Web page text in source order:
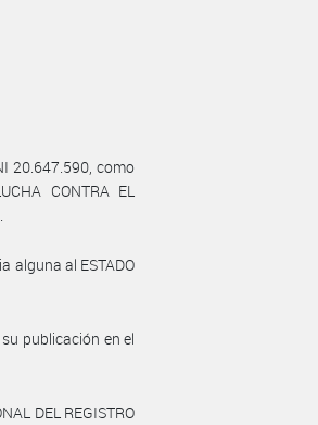
20.647.590, como
CONTRA EL
alguna al ESTADO
publicación en el
DEL REGISTRO